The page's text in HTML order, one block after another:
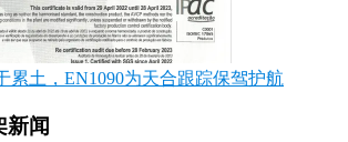
累土，EN1090为天合跟踪保驾护航
新闻